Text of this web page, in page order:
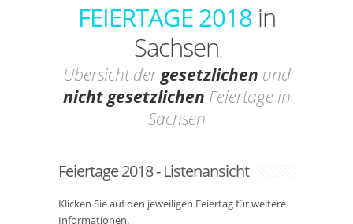
FEIERTAGE 2018 in
Sachsen
Übersicht dergesetzlichen und
nicht gesetzlichen Feiertage in
Sachsen
Feiertage 2018 - Listenansicht
Klicken Sie auf den jeweiligen Feiertag für weitere
Informationen.